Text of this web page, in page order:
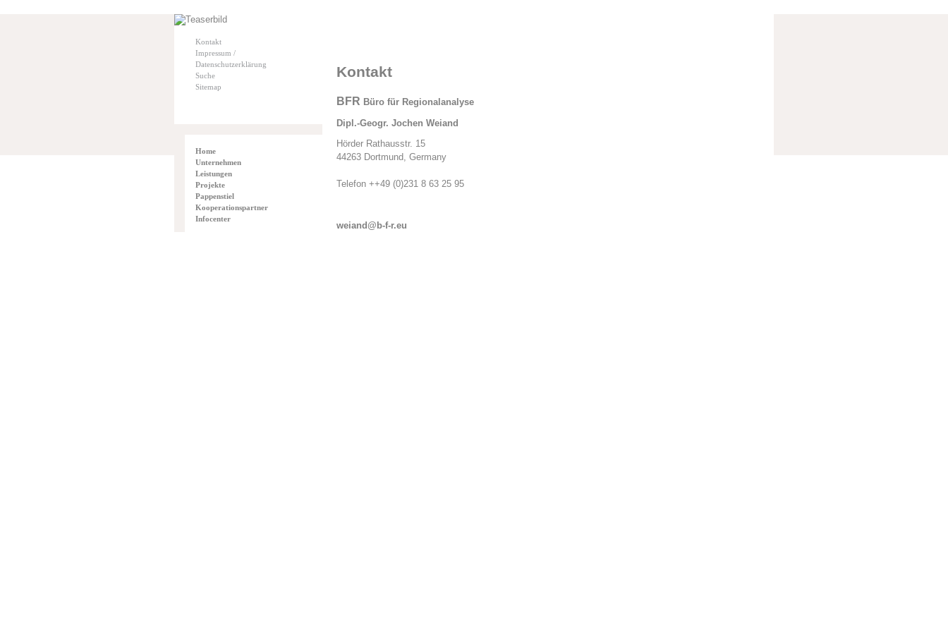
Kontakt
BFR Büro für Regionalanalyse
Dipl.-Geogr. Jochen Weiand
Hörder Rathausstr. 15
44263 Dortmund, Germany
Telefon ++49 (0)231 8 63 25 95
weiand@b-f-r.eu
Kontakt
Impressum /
Datenschutzerklärung
Suche
Sitemap
Home
Unternehmen
Leistungen
Projekte
Pappenstiel
Kooperationspartner
Infocenter